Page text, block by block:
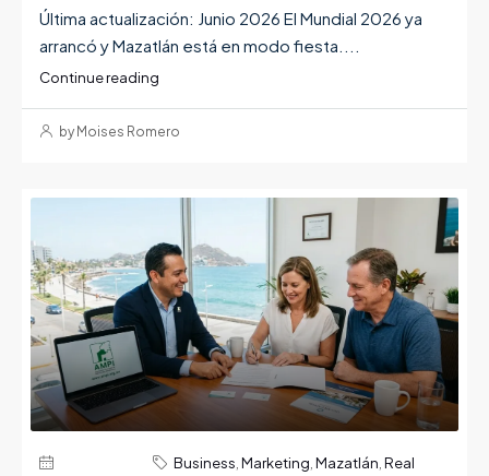
Última actualización: Junio 2026 El Mundial 2026 ya
arrancó y Mazatlán está en modo fiesta....
Continue reading
by Moises Romero
Business ,Marketing ,Mazatlán ,Real